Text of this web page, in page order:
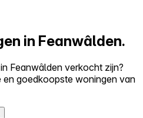
in Feanwâlden.
Feanwâlden verkocht zijn?
en goedkoopste woningen van